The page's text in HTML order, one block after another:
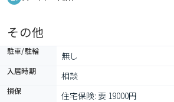
その他
駐車/駐輪 無し
入居時期 相談
損保 住宅保険: 要 19000円